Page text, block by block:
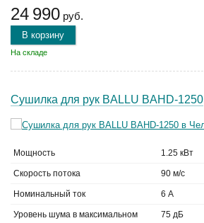
24 990 руб.
В корзину
На складе
Сушилка для рук BALLU BAHD-1250
Мощность 1.25 кВт
Скорость потока 90 м/с
Номинальный ток 6 А
Уровень шума в максимальном
75 дБ